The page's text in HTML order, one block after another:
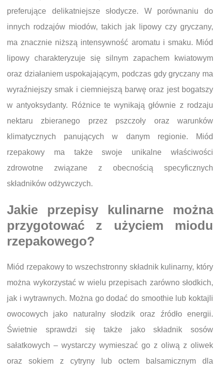
preferujące delikatniejsze słodycze. W porównaniu do
innych rodzajów miodów, takich jak lipowy czy gryczany,
ma znacznie niższą intensywność aromatu i smaku. Miód
lipowy charakteryzuje się silnym zapachem kwiatowym
oraz działaniem uspokajającym, podczas gdy gryczany ma
wyraźniejszy smak i ciemniejszą barwę oraz jest bogatszy
w antyoksydanty. Różnice te wynikają głównie z rodzaju
nektaru zbieranego przez pszczoły oraz warunków
klimatycznych panujących w danym regionie. Miód
rzepakowy ma także swoje unikalne właściwości
zdrowotne związane z obecnością specyficznych
składników odżywczych.
Jakie przepisy kulinarne można
przygotować z użyciem miodu
rzepakowego?
Miód rzepakowy to wszechstronny składnik kulinarny, który
można wykorzystać w wielu przepisach zarówno słodkich,
jak i wytrawnych. Można go dodać do smoothie lub koktajli
owocowych jako naturalny słodzik oraz źródło energii.
Świetnie sprawdzi się także jako składnik sosów
sałatkowych – wystarczy wymieszać go z oliwą z oliwek
oraz sokiem z cytryny lub octem balsamicznym dla